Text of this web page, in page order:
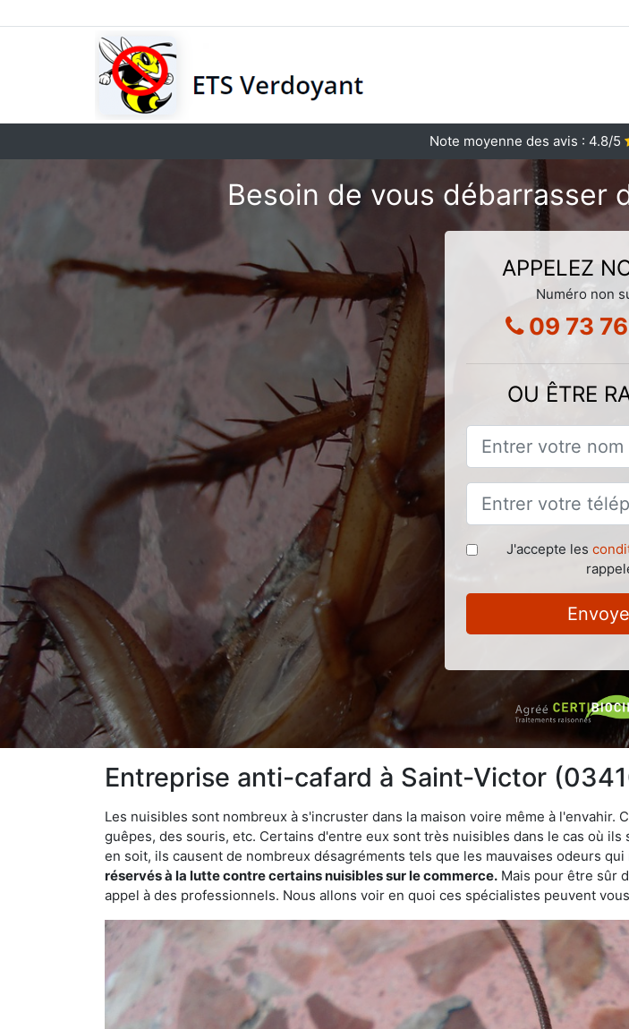
Note moyenne des avis : 4.8/5
Besoin de vous débarrasser
APPELEZ
Numéro non
09 73
OU ÊTRE
J'accepte les
Entreprise anti-cafard à Saint-Victor
Les nuisibles sont nombreux à s'incruster dans la maison voire même à
guêpes, des souris, etc. Certains d'entre eux sont très nuisibles dans le cas où
en soit, ils causent de nombreux désagréments tels que les mauvaises odeurs
réservés à la lutte contre certains nuisibles sur le commerce. Mais pour être sûr
appel à des professionnels. Nous allons voir en quoi ces spécialistes peuvent